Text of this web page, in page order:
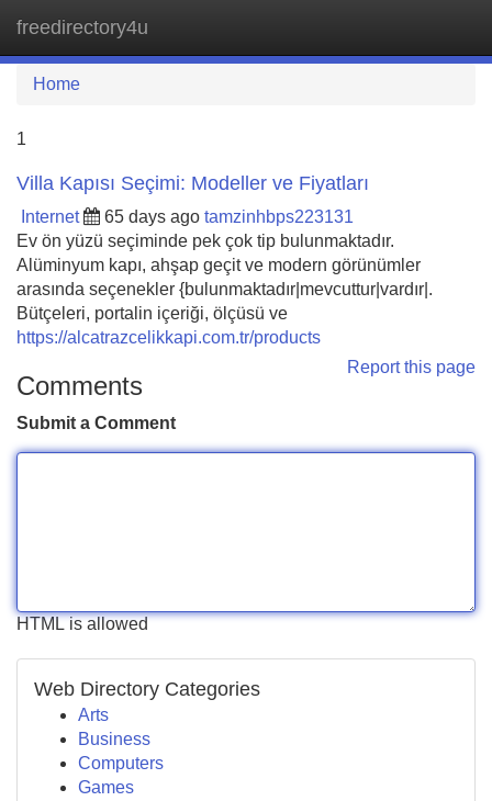
freedirectory4u
Home
1
Villa Kapısı Seçimi: Modeller ve Fiyatları
Internet 65 days ago tamzinhbps223131
Ev ön yüzü seçiminde pek çok tip bulunmaktadır.
Alüminyum kapı, ahşap geçit ve modern görünümler
arasında seçenekler {bulunmaktadır|mevcuttur|vardır|.
Bütçeleri, portalin içeriği, ölçüsü ve
https://alcatrazcelikkapi.com.tr/products
Report this page
Comments
Submit a Comment
HTML is allowed
Web Directory Categories
Arts
Business
Computers
Games